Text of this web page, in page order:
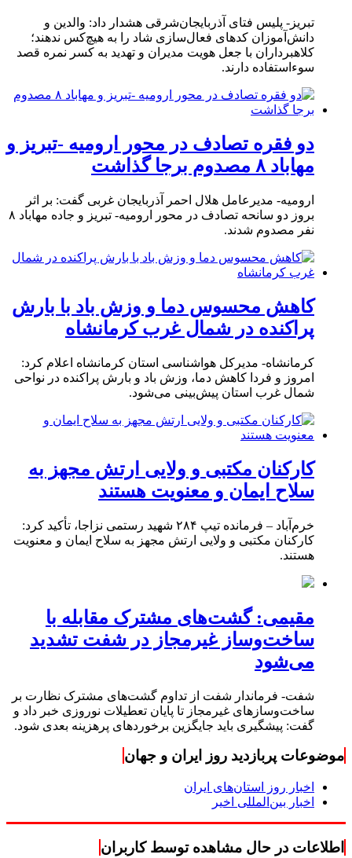
تبریز- پلیس فتای آذربایجان‌شرقی هشدار داد: والدین و
دانش‌آموزان کدهای فعال‌سازی شاد را به هیچ‌کس ندهند؛
کلاهبرداران با جعل هویت مدیران و تهدید به کسر نمره قصد
سوءاستفاده دارند.
دو فقره تصادف در محور ارومیه -تبریز و
مهاباد ۸ مصدوم برجا گذاشت
ارومیه- مدیرعامل هلال احمر آذربایجان غربی گفت: بر اثر
بروز دو سانحه تصادف در محور ارومیه- تبریز و جاده مهاباد ۸
نفر مصدوم شدند.
کاهش محسوس دما و وزش باد با بارش
پراکنده در شمال غرب کرمانشاه
کرمانشاه- مدیرکل هواشناسی استان کرمانشاه اعلام کرد:
امروز و فردا کاهش دما، وزش باد و بارش پراکنده در نواحی
شمال غرب استان پیش‌بینی می‌شود.
کارکنان مکتبی و ولایی ارتش مجهز به
سلاح ایمان و معنویت هستند
خرم‌آباد – فرمانده تیپ ۲۸۴ شهید رستمی نزاجا، تأکید کرد:
کارکنان مکتبی و ولایی ارتش مجهز به سلاح ایمان و معنویت
هستند.
مقیمی: گشت‌های مشترک مقابله با
ساخت‌وساز غیرمجاز در شفت تشدید
می‌شود
شفت- فرماندار شفت از تداوم گشت‌های مشترک نظارت بر
ساخت‌وسازهای غیرمجاز تا پایان تعطیلات نوروزی خبر داد و
گفت: پیشگیری باید جایگزین برخوردهای پرهزینه بعدی شود.
موضوعات پربازدید روز ایران و جهان
اخبار روز استان‌های ایران
اخبار بین‌المللی اخیر
اطلاعات در حال مشاهده توسط کاربران